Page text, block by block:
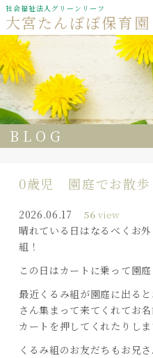
社会福祉法人グリーンリーフ
大宮たんぽぽ保育園
BLOG
0歳児 園庭でお散歩
2026.06.17 56 view
晴れている日はなるべくお
組！
この日はカートに乗って園庭
最近くるみ組が園庭に出る
さん集まって来てくれてお
カートを押してくれたりしま
くるみ組のお友だちもお兄